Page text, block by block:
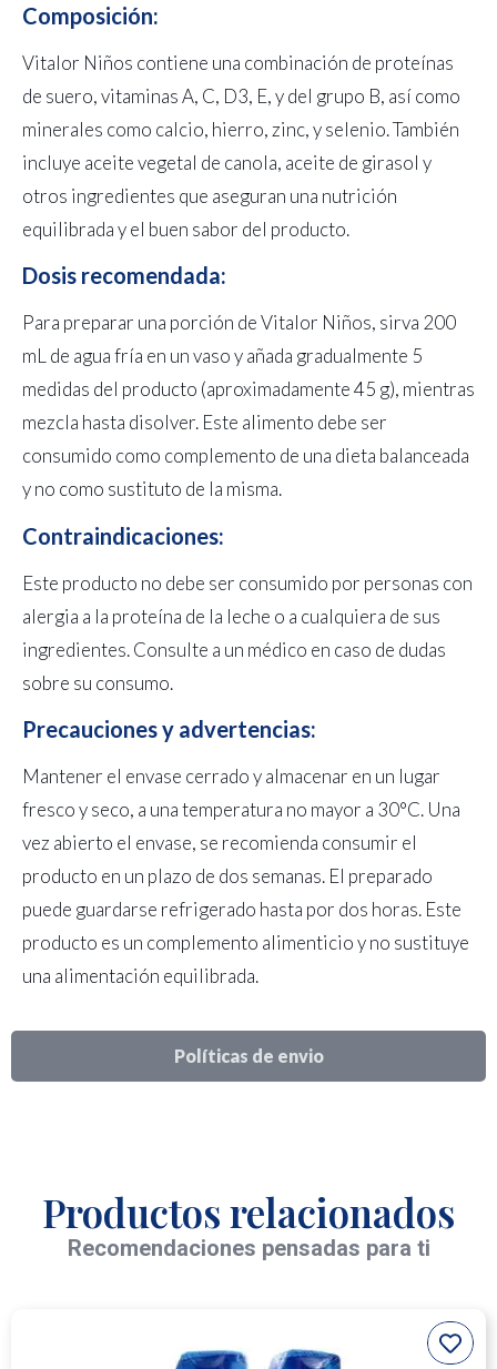
Políticas de envio
Composición:
Vitalor Niños contiene una combinación de proteínas
de suero, vitaminas A, C, D3, E, y del grupo B, así como
minerales como calcio, hierro, zinc, y selenio. También
incluye aceite vegetal de canola, aceite de girasol y
otros ingredientes que aseguran una nutrición
equilibrada y el buen sabor del producto.
Dosis recomendada:
Para preparar una porción de Vitalor Niños, sirva 200
mL de agua fría en un vaso y añada gradualmente 5
medidas del producto (aproximadamente 45 g), mientras
mezcla hasta disolver. Este alimento debe ser
consumido como complemento de una dieta balanceada
y no como sustituto de la misma.
Contraindicaciones:
Este producto no debe ser consumido por personas con
alergia a la proteína de la leche o a cualquiera de sus
ingredientes. Consulte a un médico en caso de dudas
sobre su consumo.
Precauciones y advertencias:
Mantener el envase cerrado y almacenar en un lugar
fresco y seco, a una temperatura no mayor a 30°C. Una
vez abierto el envase, se recomienda consumir el
producto en un plazo de dos semanas. El preparado
puede guardarse refrigerado hasta por dos horas. Este
producto es un complemento alimenticio y no sustituye
una alimentación equilibrada.
Productos relacionados
Recomendaciones pensadas para ti